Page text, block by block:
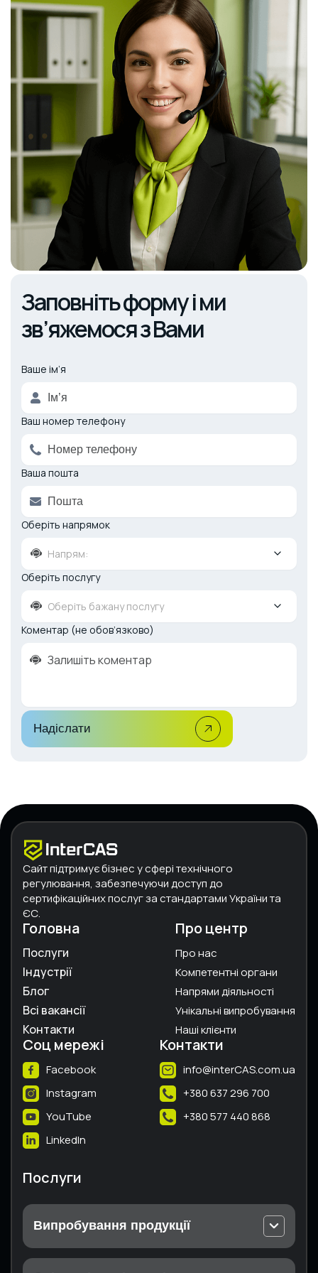
Заповніть форму і ми
зв’яжемося з Вами
Ваше ім’я
Ваш номер телефону
Ваша пошта
Оберіть напрямок
Напрям:
Оберіть послугу
Оберіть бажану послугу
Коментар (не обов’язково)
Надіслати
Alternative:
Сайт підтримує бізнес у сфері технічного
регулювання, забезпечуючи доступ до
сертифікаційних послуг за стандартами України та
ЄС.
Головна
Послуги
Індустрії
Блог
Всі вакансії
Контакти
Про центр
Про нас
Компетентні органи
Напрями діяльності
Унікальні випробування
Наші клієнти
Соц мережі
Facebook
Instagram
YouTube
LinkedIn
Контакти
info@interCAS.com.ua
+380 637 296 700
+380 577 440 868
Послуги
Випробування продукції
устаткування